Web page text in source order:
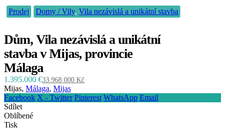
Prodej Domy / Vily,Vila nezávislá a unikátní stavba
Dům, Vila nezávislá a unikátní
stavba v Mijas, provincie
Málaga
1.395.000 €33 968 000 Kč
Mijas,Málaga,Mijas
Facebook X - Twitter Pinterest WhatsApp Email
Sdílet
Oblíbené
Tisk